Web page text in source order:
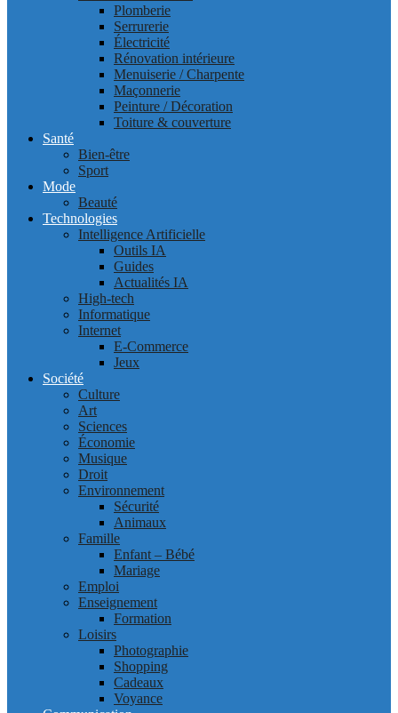
Plomberie
Serrurerie
Électricité
Rénovation intérieure
Menuiserie / Charpente
Maçonnerie
Peinture / Décoration
Toiture & couverture
Santé
Bien-être
Sport
Mode
Beauté
Technologies
Intelligence Artificielle
Outils IA
Guides
Actualités IA
High-tech
Informatique
Internet
E-Commerce
Jeux
Société
Culture
Art
Sciences
Économie
Musique
Droit
Environnement
Sécurité
Animaux
Famille
Enfant – Bébé
Mariage
Emploi
Enseignement
Formation
Loisirs
Photographie
Shopping
Cadeaux
Voyance